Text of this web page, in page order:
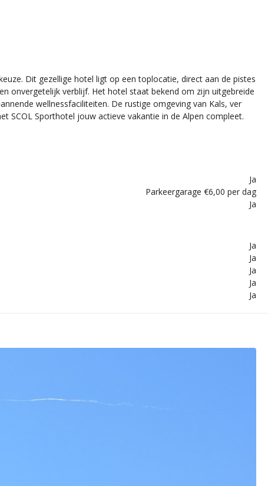
Dit gezellige hotel ligt op een toplocatie, direct aan de pistes
onvergetelijk verblijf. Het hotel staat bekend om zijn uitgebreide
wellnessfaciliteiten. De rustige omgeving van Kals, ver
SCOL Sporthotel jouw actieve vakantie in de Alpen compleet.
Ja
Parkeergarage €6,00 per dag
Ja
Ja
Ja
Ja
Ja
Ja